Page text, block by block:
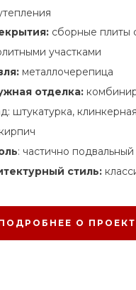
сборные плиты
участками
металлочерепица
отделка:
штукатурка,
: частично
стиль:
О